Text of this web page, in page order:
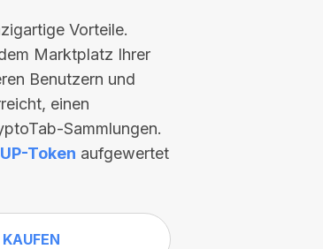
Vorteile.
Marktplatz Ihrer
Benutzern und
einen
Sammlungen.
Token aufgewertet